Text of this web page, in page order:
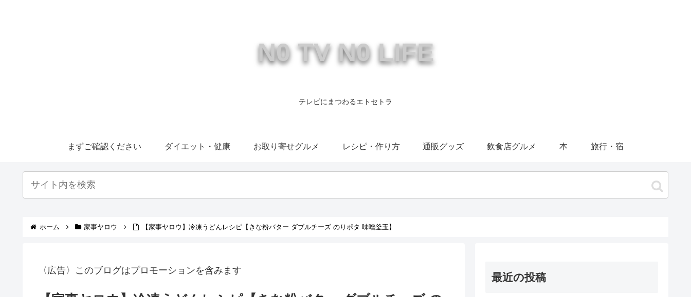
N0 TV N0 LIFE
テレビにまつわるエトセトラ
まずご確認ください ダイエット・健康 お取り寄せグルメ レシピ・作り方 通販グッズ 飲食店グルメ 本 旅行・宿
ホーム 家事ヤロウ 【家事ヤロウ】冷凍うどんレシピ【きな粉バター ダブルチーズ のりポタ 味噌釜玉】
〈広告〉このブログはプロモーションを含みます
最近の投稿